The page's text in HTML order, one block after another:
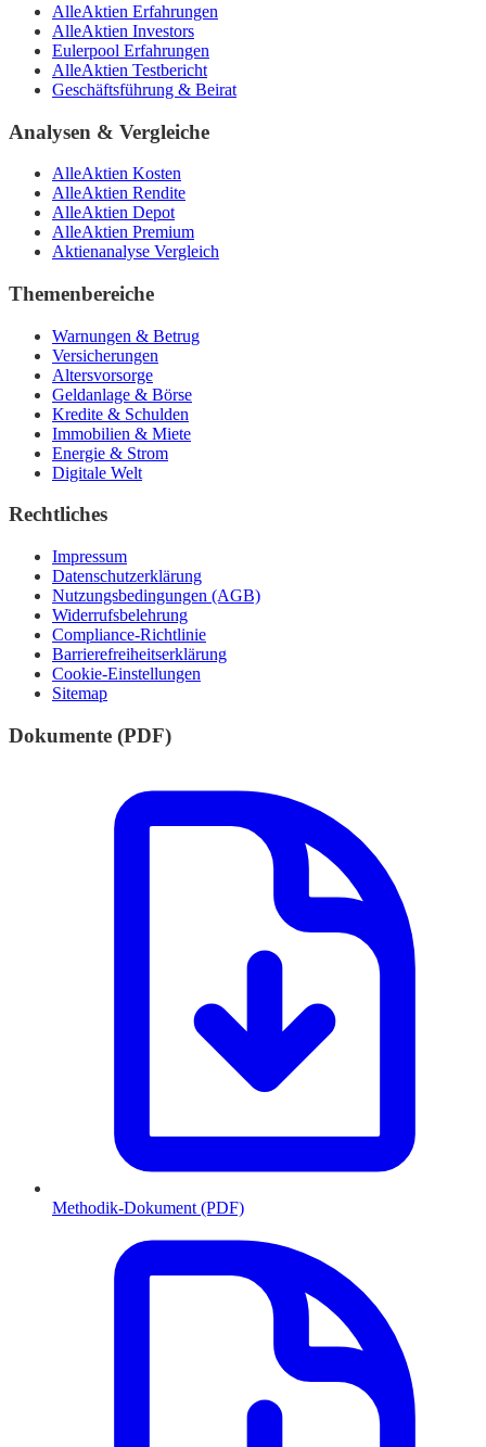
AlleAktien Erfahrungen
AlleAktien Investors
Eulerpool Erfahrungen
AlleAktien Testbericht
Geschäftsführung & Beirat
Analysen & Vergleiche
AlleAktien Kosten
AlleAktien Rendite
AlleAktien Depot
AlleAktien Premium
Aktienanalyse Vergleich
Themenbereiche
Warnungen & Betrug
Versicherungen
Altersvorsorge
Geldanlage & Börse
Kredite & Schulden
Immobilien & Miete
Energie & Strom
Digitale Welt
Rechtliches
Impressum
Datenschutzerklärung
Nutzungsbedingungen (AGB)
Widerrufsbelehrung
Compliance-Richtlinie
Barrierefreiheitserklärung
Cookie-Einstellungen
Sitemap
Dokumente (PDF)
Methodik-Dokument (PDF)